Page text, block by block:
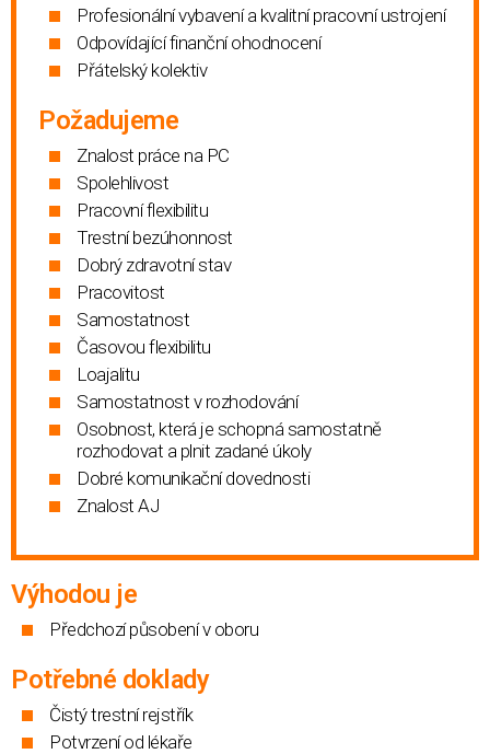
Profesionální vybavení a kvalitní pracovní ustrojení
Odpovídající finanční ohodnocení
Přátelský kolektiv
Požadujeme
Znalost práce na PC
Spolehlivost
Pracovní flexibilitu
Trestní bezúhonnost
Dobrý zdravotní stav
Pracovitost
Samostatnost
Časovou flexibilitu
Loajalitu
Samostatnost v rozhodování
Osobnost, která je schopná samostatně
rozhodovat a plnit zadané úkoly
Dobré komunikační dovednosti
Znalost AJ
Výhodou je
Předchozí působení v oboru
Potřebné doklady
Čistý trestní rejstřík
Potvrzení od lékaře